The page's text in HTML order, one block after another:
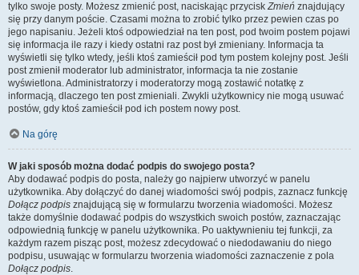
tylko swoje posty. Możesz zmienić post, naciskając przyciskZmień znajdujący
się przy danym poście. Czasami można to zrobić tylko przez pewien czas po
jego napisaniu. Jeżeli ktoś odpowiedział na ten post, pod twoim postem pojawi
się informacja ile razy i kiedy ostatni raz post był zmieniany. Informacja ta
wyświetli się tylko wtedy, jeśli ktoś zamieścił pod tym postem kolejny post. Jeśli
post zmienił moderator lub administrator, informacja ta nie zostanie
wyświetlona. Administratorzy i moderatorzy mogą zostawić notatkę z
informacją, dlaczego ten post zmieniali. Zwykli użytkownicy nie mogą usuwać
postów, gdy ktoś zamieścił pod ich postem nowy post.
Na górę
W jaki sposób można dodać podpis do swojego posta?
Aby dodawać podpis do posta, należy go najpierw utworzyć w panelu
użytkownika. Aby dołączyć do danej wiadomości swój podpis, zaznacz funkcję
Dołącz podpis znajdującą się w formularzu tworzenia wiadomości. Możesz
także domyślnie dodawać podpis do wszystkich swoich postów, zaznaczając
odpowiednią funkcję w panelu użytkownika. Po uaktywnieniu tej funkcji, za
każdym razem pisząc post, możesz zdecydować o niedodawaniu do niego
podpisu, usuwając w formularzu tworzenia wiadomości zaznaczenie z pola
Dołącz podpis.